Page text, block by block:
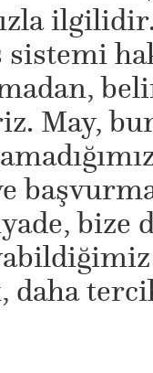
sistemi
May,
bize
daha